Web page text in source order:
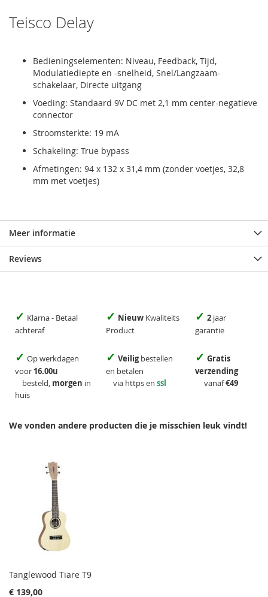
Teisco Delay
Bedieningselementen: Niveau, Feedback, Tijd,
Modulatiediepte en -snelheid, Snel/Langzaam-
schakelaar, Directe uitgang
Voeding: Standaard 9V DC met 2,1 mm center-negatieve
connector
Stroomsterkte: 19 mA
Schakeling: True bypass
Afmetingen: 94 x 132 x 31,4 mm (zonder voetjes, 32,8
mm met voetjes)
Meer informatie
Reviews
✓ Klarna - Betaal
achteraf
✓ Nieuw Kwaliteits
Product
✓ 2 jaar
garantie
✓ Op werkdagen
voor 16.00u
besteld, morgen in
huis
✓ Veiligbestellen
en betalen
via https en ssl
✓ Gratis
verzending
vanaf€49
We vonden andere producten die je misschien leuk vindt!
Tanglewood Tiare T9
€ 139,00